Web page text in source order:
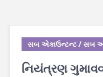
સબ એકાઉન્ટન્ટ / સબ
નિયંત્રણ